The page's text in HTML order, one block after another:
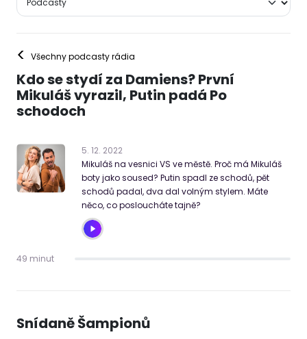
< Všechny podcasty rádia
Kdo se stydí za Damiens? První
Mikuláš vyrazil, Putin padá Po
schodoch
5. 12. 2022
Mikuláš na vesnici VS ve městě. Proč má Mikuláš
boty jako soused? Putin spadl ze schodů, pět
schodů padal, dva dal volným stylem. Máte
něco, co posloucháte tajně?
49 minut
Snídaně Šampionů